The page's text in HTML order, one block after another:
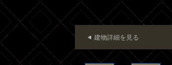
建物詳細を見る